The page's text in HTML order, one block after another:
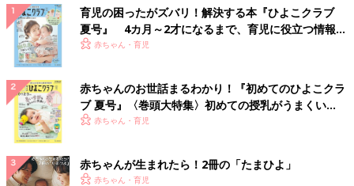
育児の困ったがズバリ！解決する本『ひよこクラブ
夏号』 4カ月～2才になるまで、育児に役立つ情報が
いっぱい！
赤ちゃん・育児
赤ちゃんのお世話まるわかり！『初めてのひよこクラ
ブ 夏号』〈巻頭大特集〉初めての授乳がうまくい
く！ おっぱい・ミルクの基本と夏のトラブル 解決テ
赤ちゃん・育児
赤ちゃんが生まれたら！2冊の「たまひよ」
赤ちゃん・育児